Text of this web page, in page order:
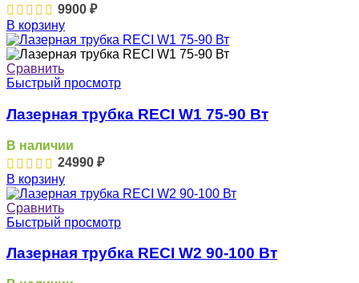
9900 ₽
В корзину
Сравнить
Быстрый просмотр
Лазерная трубка RECI W1 75-90 Вт
В наличии
24990 ₽
В корзину
Сравнить
Быстрый просмотр
Лазерная трубка RECI W2 90-100 Вт